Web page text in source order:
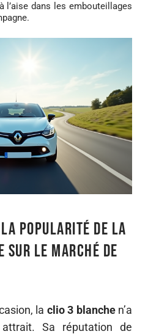
l’aise dans les embouteillages
la popularité de la
sur le marché de
la clio 3 blanchen’a
Sa réputation de